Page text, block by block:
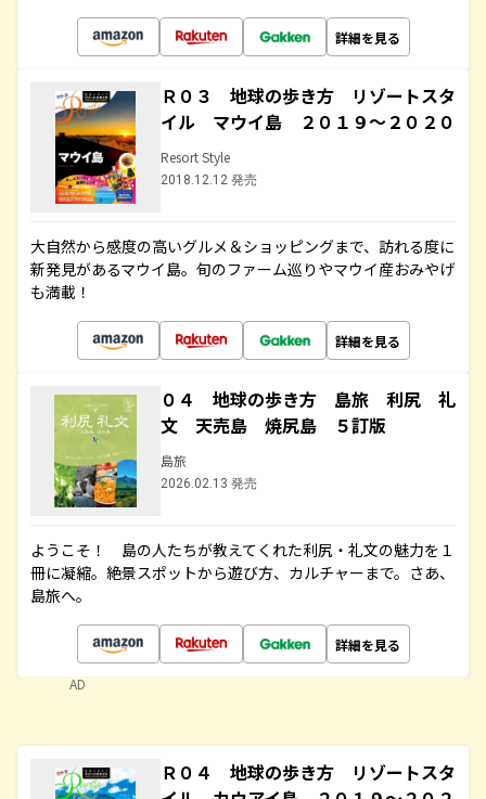
詳細を見る
Ｒ０３ 地球の歩き方 リゾートスタ
イル マウイ島 ２０１９～２０２０
Resort Style
2018.12.12 発売
大自然から感度の高いグルメ＆ショッピングまで、訪れる度に
新発見があるマウイ島。旬のファーム巡りやマウイ産おみやげ
も満載！
詳細を見る
０４ 地球の歩き方 島旅 利尻 礼
文 天売島 焼尻島 ５訂版
島旅
2026.02.13 発売
ようこそ！ 島の人たちが教えてくれた利尻・礼文の魅力を１
冊に凝縮。絶景スポットから遊び方、カルチャーまで。さあ、
島旅へ。
詳細を見る
AD
Ｒ０４ 地球の歩き方 リゾートスタ